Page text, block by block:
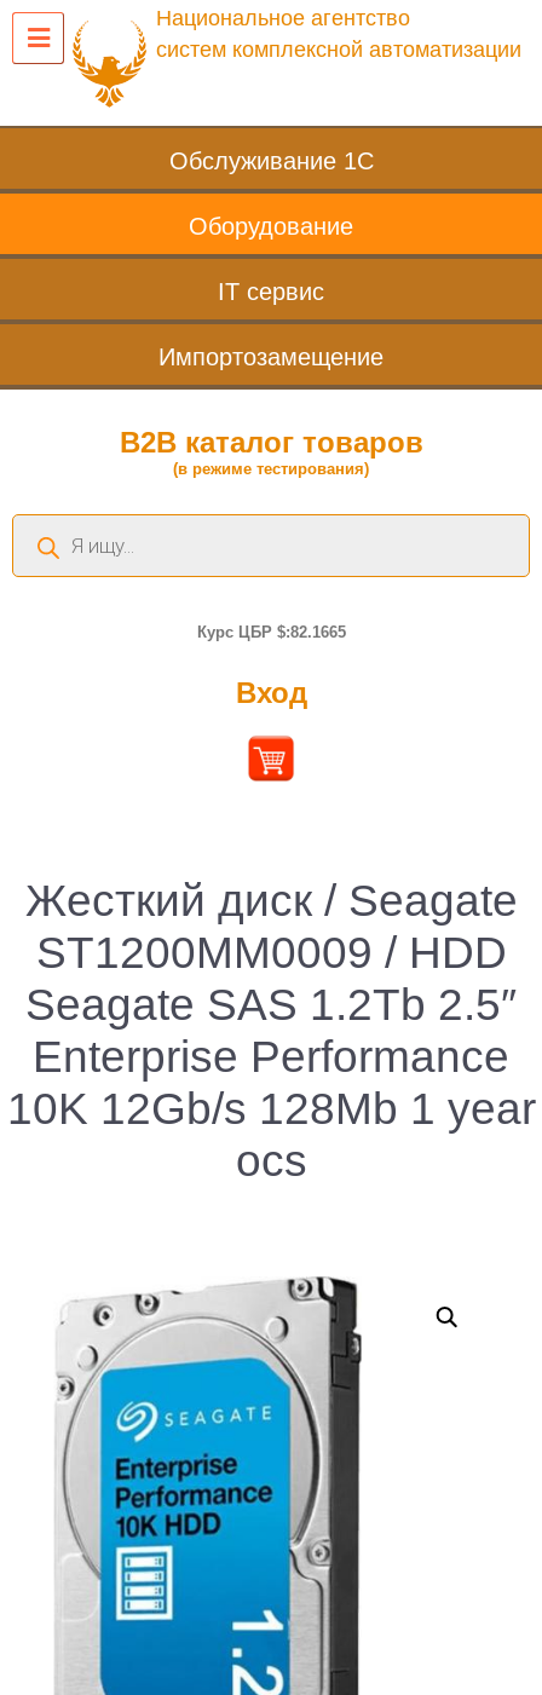
Национальное агентство
систем комплексной автоматизации
Обслуживание 1С
Оборудование
IT сервис
Импортозамещение
B2B каталог товаров
(в режиме тестирования)
Поиск
товаров
Курс ЦБР $:82.1665
Вход
Жесткий диск / Seagate
ST1200MM0009 / HDD
Seagate SAS 1.2Tb 2.5″
Enterprise Performance
10K 12Gb/s 128Mb 1 year
ocs